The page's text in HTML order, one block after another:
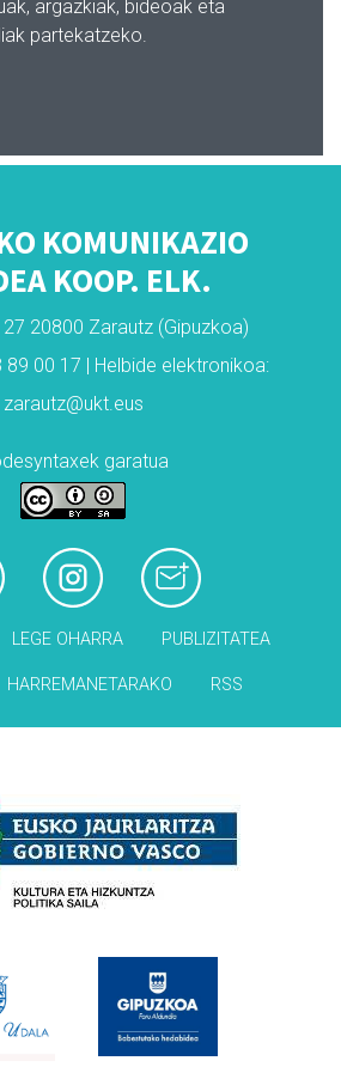
argazkiak, bideoak eta
partekatzeko.
KOMUNIKAZIO
KOOP. ELK.
20800 Zarautz (Gipuzkoa)
89 00 17 | Helbide elektronikoa:
zarautz@ukt.eus
garatua
LEGE OHARRA PUBLIZITATEA
HARREMANETARAKO RSS